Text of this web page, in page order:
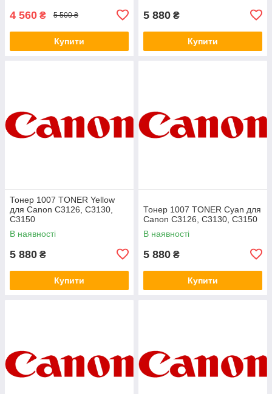
4 560 ₴ 5 500 ₴
Купити
5 880 ₴
Купити
Тонер 1007 TONER Yellow
для Canon C3126, C3130,
C3150
В наявності
5 880 ₴
Купити
Тонер 1007 TONER Cyan для
Canon C3126, C3130, C3150
В наявності
5 880 ₴
Купити